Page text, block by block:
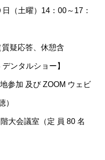
（土曜）14：00～17：
疑応答、休憩含
ンタルショー】
参加 及び ZOOM ウェビ
）
大会議室（定 員 80 名